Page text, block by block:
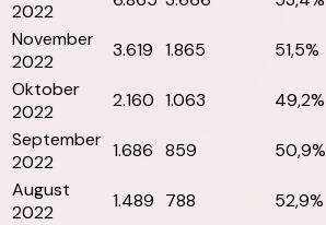
2022
November
2022
3.619 1.865 51,5%
Oktober
2022
2.160 1.063 49,2%
September
2022
1.686 859 50,9%
August
2022
1.489 788 52,9%